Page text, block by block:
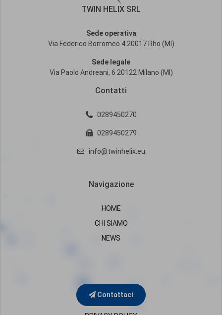
TWIN HELIX SRL
Sede operativa
Via Federico Borromeo 4 20017 Rho (MI)
Sede legale
Via Paolo Andreani, 6 20122 Milano (MI)
Contatti
0289450270
0289450279
info@twinhelix.eu
Navigazione
HOME
CHI SIAMO
NEWS
Contattaci